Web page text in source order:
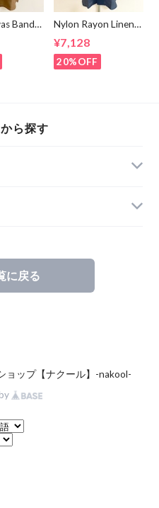
Band
Nylon Rayon Linen
One Up Collar S/S
Shirts Navy
¥7,128
20%OFF
ら探す
に戻る
ョップ【ナクール】-nakool-